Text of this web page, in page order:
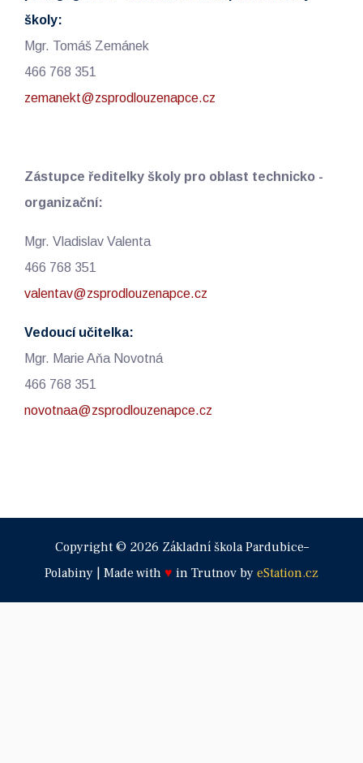
školy:
Mgr. Tomáš Zemánek
466 768 351
zemanekt@zsprodlouzenapce.cz
Zástupce ředitelky školy pro oblast technicko -
organizační:
Mgr. Vladislav Valenta
466 768 351
valentav@zsprodlouzenapce.cz
Vedoucí učitelka:
Mgr. Marie Aňa Novotná
466 768 351
novotnaa@zsprodlouzenapce.cz
Copyright © 2026 Základní škola Pardubice–
Polabiny | Made with ♥ in Trutnov by eStation.cz